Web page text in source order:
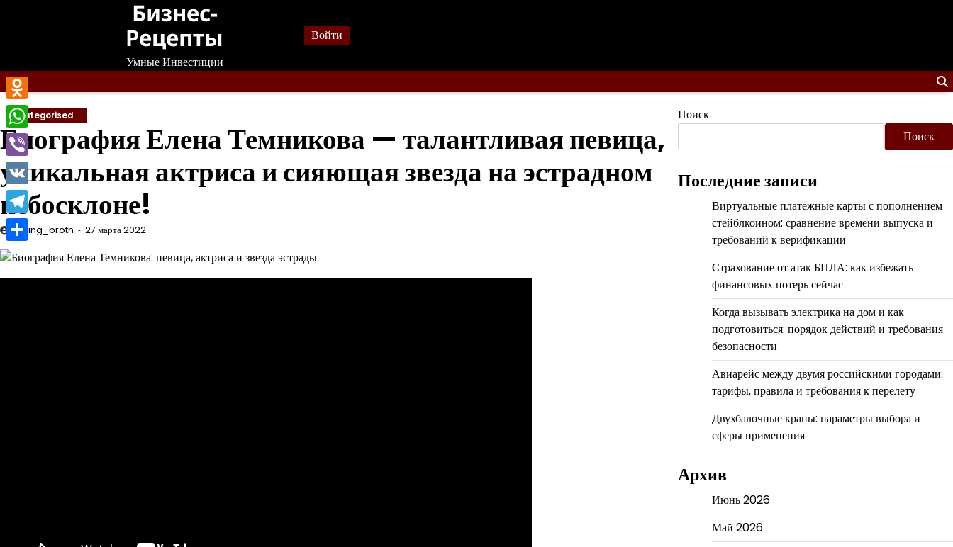
Бизнес-
Рецепты
Умные Инвестиции
Войти
Uncategorised
Биография Елена Темникова — талантливая певица,
уникальная актриса и сияющая звезда на эстрадном
небосклоне!
mining_broth 27 марта 2022
Поиск
Поиск
Последние записи
Виртуальные платежные карты с пополнением
стейблкоином: сравнение времени выпуска и
требований к верификации
Страхование от атак БПЛА: как избежать
финансовых потерь сейчас
Когда вызывать электрика на дом и как
подготовиться: порядок действий и требования
безопасности
Авиарейс между двумя российскими городами:
тарифы, правила и требования к перелету
Двухбалочные краны: параметры выбора и
сферы применения
Архив
Июнь 2026
Май 2026
Odnoklassniki
WhatsApp
Viber
VK
Telegram
Отправить